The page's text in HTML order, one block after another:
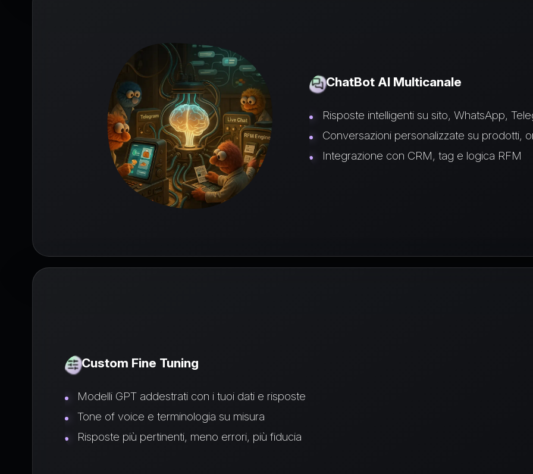
ChatBot AI Multicanale
Risposte intelligenti su sito, WhatsApp,
Conversazioni personalizzate su prodotti,
Integrazione con CRM, tag e logica RFM
Custom Fine Tuning
Modelli GPT addestrati con i tuoi dati e risposte
Tone of voice e terminologia su misura
Risposte più pertinenti, meno errori, più fiducia